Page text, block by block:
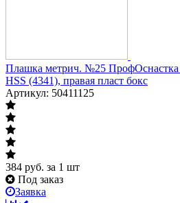
Плашка метрич. №25 ПрофОснастка
HSS (4341), правая пласт бокс
Артикул: 50411125
384 руб. за 1 шт
Под заказ
Заявка